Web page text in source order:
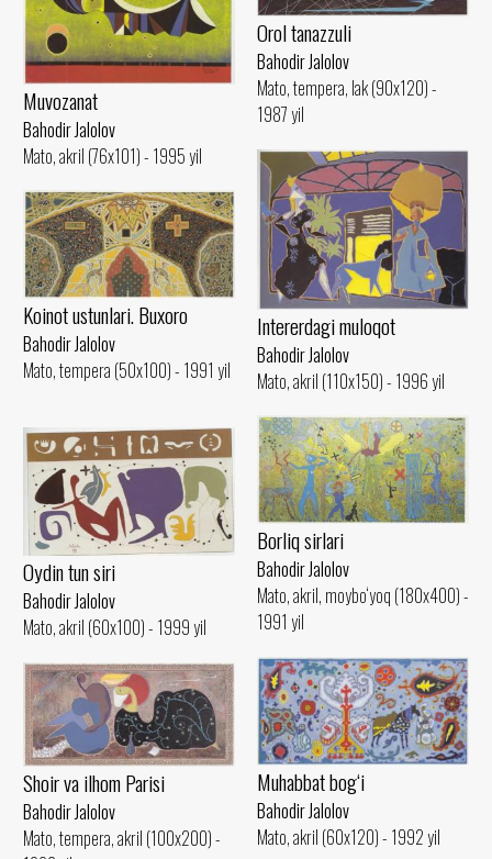
Orol tanazzuli
Bahodir Jalolov
Mato, tempera, lak (90x120) -
1987 yil
Muvozanat
Bahodir Jalolov
Mato, akril (76x101) - 1995 yil
Intererdagi muloqot
Bahodir Jalolov
Mato, akril (110x150) - 1996 yil
Koinot ustunlari. Buxoro
Bahodir Jalolov
Mato, tempera (50x100) - 1991 yil
Borliq sirlari
Bahodir Jalolov
Mato, akril, moybo‘yoq (180x400) -
1991 yil
Oydin tun siri
Bahodir Jalolov
Mato, akril (60x100) - 1999 yil
Muhabbat bog‘i
Bahodir Jalolov
Mato, akril (60x120) - 1992 yil
Shoir va ilhom Parisi
Bahodir Jalolov
Mato, tempera, akril (100x200) -